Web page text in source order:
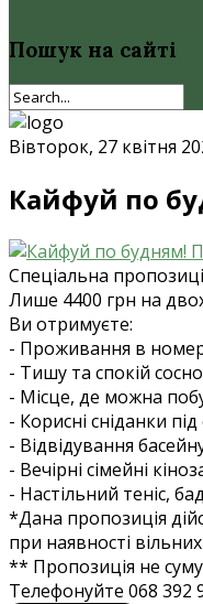
Пошук на сайті
Вівторок, 27 квітня
Кайфуй по
Спеціальна
Лише 4400 грн на
Ви отримуєте:
- Проживання в
- Тишу та спокій
- Місце, де можна
- Корисні сніданки
- Відвідування
- Вечірні сімейні
- Настільний теніс,
*Дана пропозиція
при наявності
** Пропозиція не
Телефонуйте 068 392